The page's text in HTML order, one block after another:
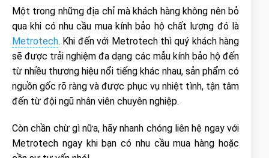
Một trong những địa chỉ mà khách hàng không nên bỏ
qua khi có nhu cầu mua kính bảo hộ chất lượng đó là
Metrotech. Khi đến với Metrotech thì quý khách hàng
sẽ được trải nghiệm đa dạng các mẫu kính bảo hộ đến
từ nhiều thương hiệu nổi tiếng khác nhau, sản phẩm có
nguồn gốc rõ ràng và được phục vụ nhiệt tình, tận tâm
đến từ đội ngũ nhân viên chuyên nghiệp.
Còn chần chừ gì nữa, hãy nhanh chóng liên hệ ngay với
Metrotech ngay khi bạn có nhu cầu mua hàng hoặc